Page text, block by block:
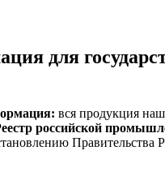
для
вся продукция
российской